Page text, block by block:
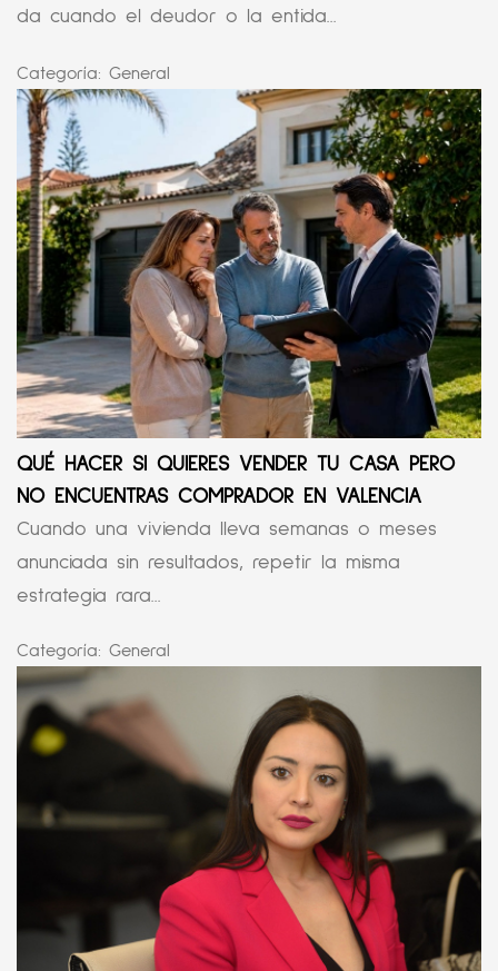
da cuando el deudor o la entida...
Categoría: General
QUÉ HACER SI QUIERES VENDER TU CASA PERO
NO ENCUENTRAS COMPRADOR EN VALENCIA
Cuando una vivienda lleva semanas o meses
anunciada sin resultados, repetir la misma
estrategia rara...
Categoría: General